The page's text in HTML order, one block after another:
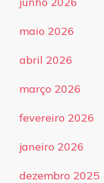
maio 2026
abril 2026
março 2026
fevereiro 2026
janeiro 2026
dezembro 2025